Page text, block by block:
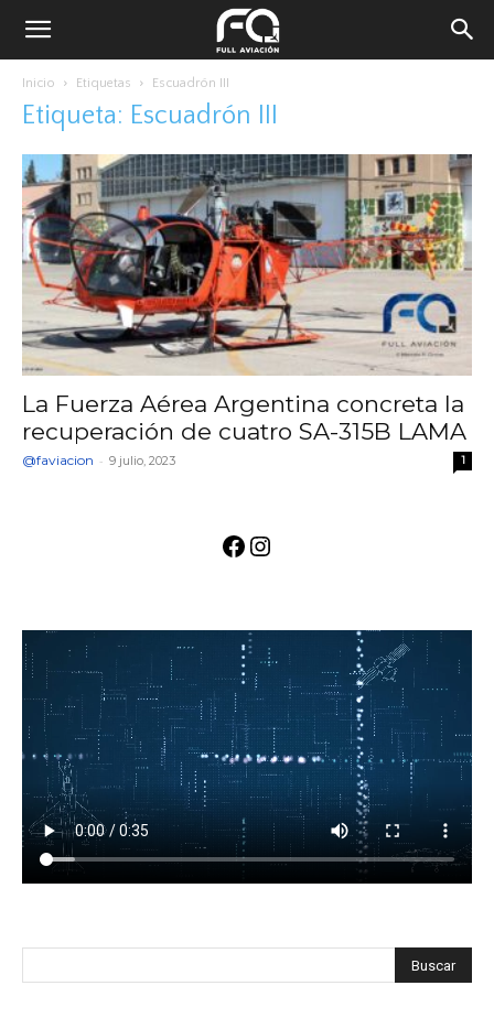
Inicio Etiquetas Escuadrón III
Etiqueta: Escuadrón III
La Fuerza Aérea Argentina concreta la
recuperación de cuatro SA-315B LAMA
@faviacion - 9 julio, 2023 1
Facebook
Instagram